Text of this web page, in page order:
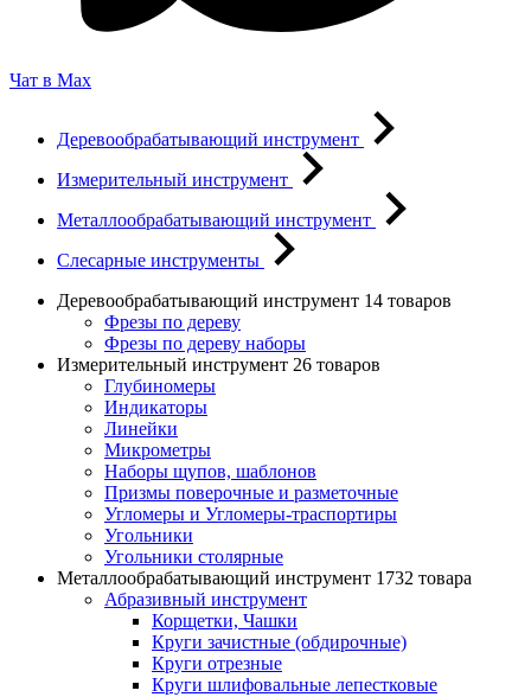
Чат в Max
Деревообрабатывающий инструмент
Измерительный инструмент
Металлообрабатывающий инструмент
Слесарные инструменты
Деревообрабатывающий инструмент 14 товаров
Фрезы по дереву
Фрезы по дереву наборы
Измерительный инструмент 26 товаров
Глубиномеры
Индикаторы
Линейки
Микрометры
Наборы щупов, шаблонов
Призмы поверочные и разметочные
Угломеры и Угломеры-траспортиры
Угольники
Угольники столярные
Металлообрабатывающий инструмент 1732 товара
Абразивный инструмент
Корщетки, Чашки
Круги зачистные (обдирочные)
Круги отрезные
Круги шлифовальные лепестковые